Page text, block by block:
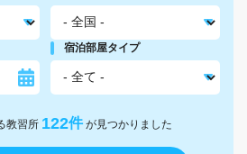
宿泊部屋タイプ
教習所 122件 が見つかりました